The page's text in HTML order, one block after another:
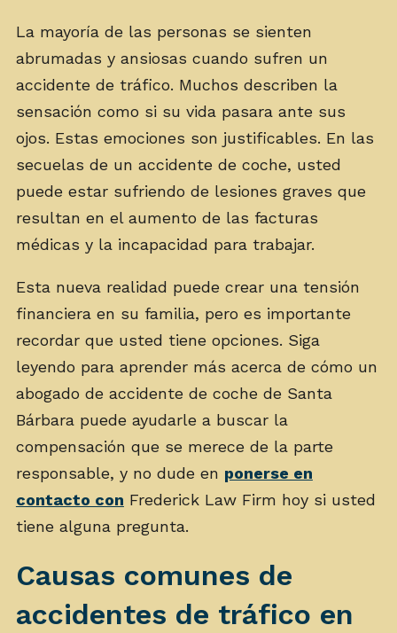
La mayoría de las personas se sienten
abrumadas y ansiosas cuando sufren un
accidente de tráfico. Muchos describen la
sensación como si su vida pasara ante sus
ojos. Estas emociones son justificables. En las
secuelas de un accidente de coche, usted
puede estar sufriendo de lesiones graves que
resultan en el aumento de las facturas
médicas y la incapacidad para trabajar.
Esta nueva realidad puede crear una tensión
financiera en su familia, pero es importante
recordar que usted tiene opciones. Siga
leyendo para aprender más acerca de cómo un
abogado de accidente de coche de Santa
Bárbara puede ayudarle a buscar la
compensación que se merece de la parte
responsable, y no dude en ponerse en
contacto con Frederick Law Firm hoy si usted
tiene alguna pregunta.
Causas comunes de
accidentes de tráfico en